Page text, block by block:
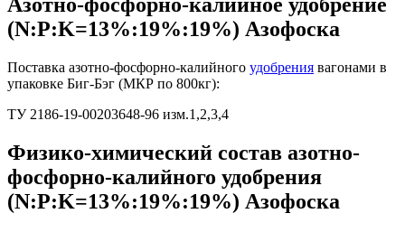
Азотно-фосфорно-калийное удобрение
(N:P:K=13%:19%:19%) Азофоска
Поставка азотно-фосфорно-калийного удобрения вагонами в
упаковке Биг-Бэг (МКР по 800кг):
ТУ 2186-19-00203648-96 изм.1,2,3,4
Физико-химический состав азотно-
фосфорно-калийного удобрения
(N:P:K=13%:19%:19%) Азофоска